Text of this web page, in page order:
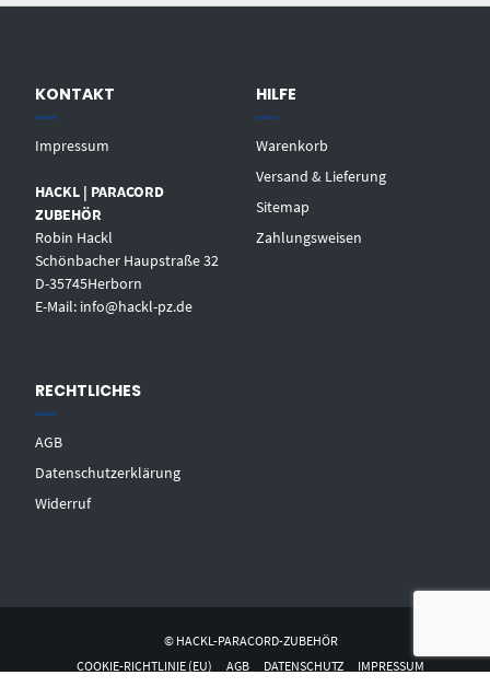
KONTAKT
Impressum
HACKL | PARACORD
ZUBEHÖR
Robin Hackl
Schönbacher Haupstraße 32
D-35745Herborn
E-Mail: info@hackl-pz.de
HILFE
Warenkorb
Versand & Lieferung
Sitemap
Zahlungsweisen
RECHTLICHES
AGB
Datenschutzerklärung
Widerruf
© HACKL-PARACORD-ZUBEHÖR
COOKIE-RICHTLINIE (EU)
AGB DATENSCHUTZ IMPRESSUM